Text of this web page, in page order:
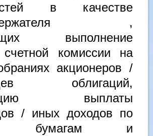
в качестве
,
выполнение
комиссии на
акционеров /
облигаций,
выплаты
/ иных доходов по
бумагам и